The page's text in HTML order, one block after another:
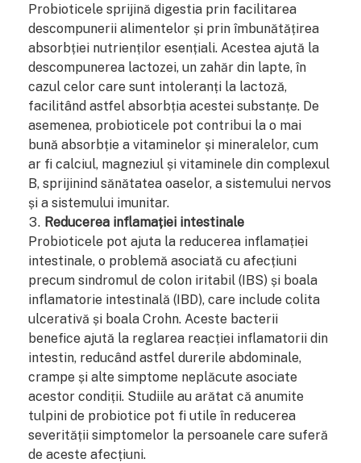
Probioticele sprijină digestia prin facilitarea
descompunerii alimentelor și prin îmbunătățirea
absorbției nutrienților esențiali. Acestea ajută la
descompunerea lactozei, un zahăr din lapte, în
cazul celor care sunt intoleranți la lactoză,
facilitând astfel absorbția acestei substanțe. De
asemenea, probioticele pot contribui la o mai
bună absorbție a vitaminelor și mineralelor, cum
ar fi calciul, magneziul și vitaminele din complexul
B, sprijinind sănătatea oaselor, a sistemului nervos
și a sistemului imunitar.
Reducerea inflamației intestinale
Probioticele pot ajuta la reducerea inflamației
intestinale, o problemă asociată cu afecțiuni
precum sindromul de colon iritabil (IBS) și boala
inflamatorie intestinală (IBD), care include colita
ulcerativă și boala Crohn. Aceste bacterii
benefice ajută la reglarea reacției inflamatorii din
intestin, reducând astfel durerile abdominale,
crampe și alte simptome neplăcute asociate
acestor condiții. Studiile au arătat că anumite
tulpini de probiotice pot fi utile în reducerea
severității simptomelor la persoanele care suferă
de aceste afecțiuni.